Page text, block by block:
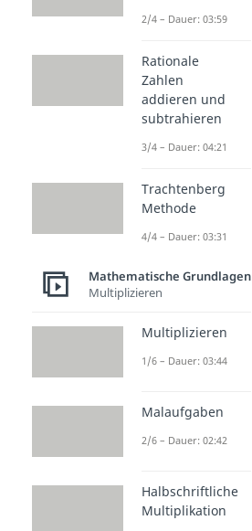
2/4 – Dauer: 03:59
Rationale
Zahlen
addieren und
subtrahieren
3/4 – Dauer: 04:21
Trachtenberg
Methode
4/4 – Dauer: 03:31
Mathematische Grundlagen
Multiplizieren
Multiplizieren
1/6 – Dauer: 03:44
Malaufgaben
2/6 – Dauer: 02:42
Halbschriftliche
Multiplikation